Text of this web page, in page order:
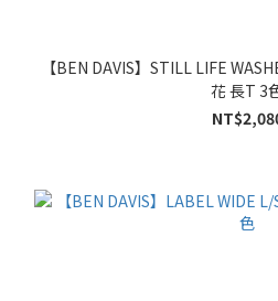
【BEN DAVIS】STILL LIFE
花 長T 3